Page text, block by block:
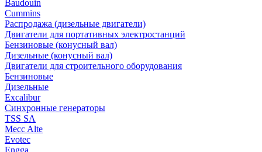
Baudouin
Cummins
Распродажа (дизельные двигатели)
Двигатели для портативных электростанций
Бензиновые (конусный вал)
Дизельные (конусный вал)
Двигатели для строительного оборудования
Бензиновые
Дизельные
Excalibur
Синхронные генераторы
TSS SA
Mecc Alte
Evotec
Engga